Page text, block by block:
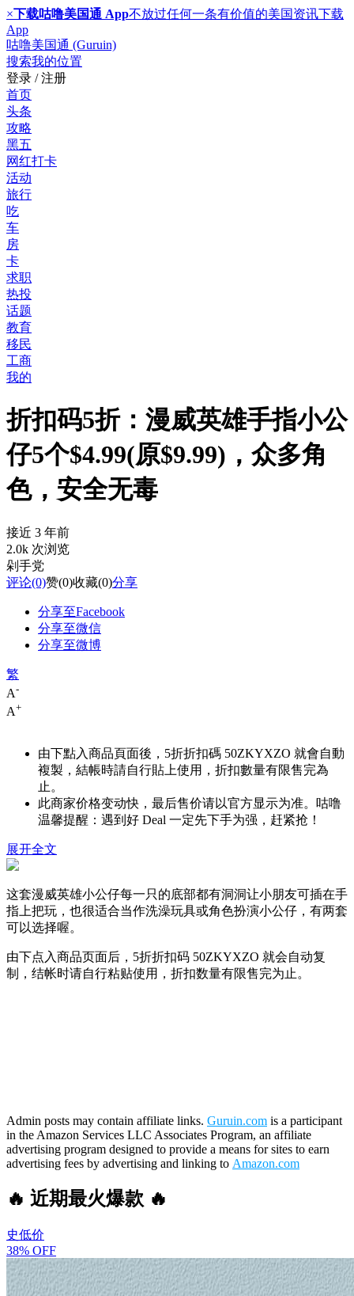
×下载咕噜美国通 App不放过任何一条有价值的美国资讯下载
App
咕噜美国通 (Guruin)
搜索我的位置
登录 / 注册
首页
头条
攻略
黑五
网红打卡
活动
旅行
吃
车
房
卡
求职
热投
话题
教育
移民
工商
我的
折扣码5折：漫威英雄手指小公
仔5个$4.99(原$9.99)，众多角
色，安全无毒
接近 3 年前
2.0k 次浏览
剁手党
评论(0)赞(0)收藏(0)分享
分享至Facebook
分享至微信
分享至微博
繁
A-
A+
由下點入商品頁面後，5折折扣碼 50ZKYXZO 就會自動
複製，結帳時請自行貼上使用，折扣數量有限售完為
止。
此商家价格变动快，最后售价请以官方显示为准。咕噜
温馨提醒：遇到好 Deal 一定先下手为强，赶紧抢！
展开全文
这套漫威英雄小公仔每一只的底部都有洞洞让小朋友可插在手
指上把玩，也很适合当作洗澡玩具或角色扮演小公仔，有两套
可以选择喔。
由下点入商品页面后，5折折扣码 50ZKYXZO 就会自动复
制，结帐时请自行粘贴使用，折扣数量有限售完为止。
Admin posts may contain affiliate links. Guruin.com is a participant
in the Amazon Services LLC Associates Program, an affiliate
advertising program designed to provide a means for sites to earn
advertising fees by advertising and linking to Amazon.com
🔥 近期最火爆款 🔥
史低价
38% OFF